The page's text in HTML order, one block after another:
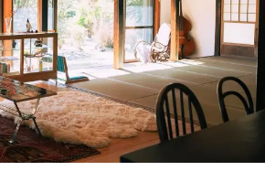
シーンも
オを探す
スタジオを探す